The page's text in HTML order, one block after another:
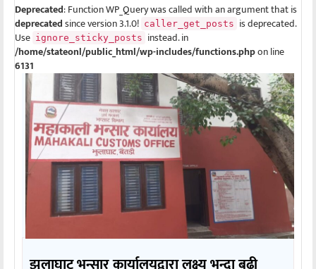
Deprecated: Function WP_Query was called with an argument that is
deprecatedsince version 3.1.0! caller_get_posts is deprecated.
Use ignore_sticky_posts instead. in
/home/stateonl/public_html/wp-includes/functions.phpon line
6131